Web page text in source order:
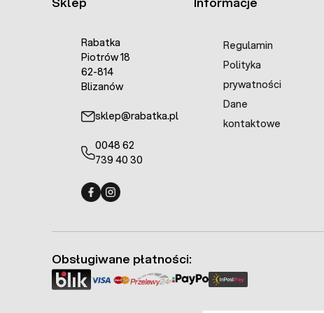
Rabatka
Piotrów 18
62-814
Blizanów
sklep@rabatka.pl
0048 62
739 40 30
Regulamin
Polityka
prywatności
Dane
kontaktowe
Obsługiwane płatności: